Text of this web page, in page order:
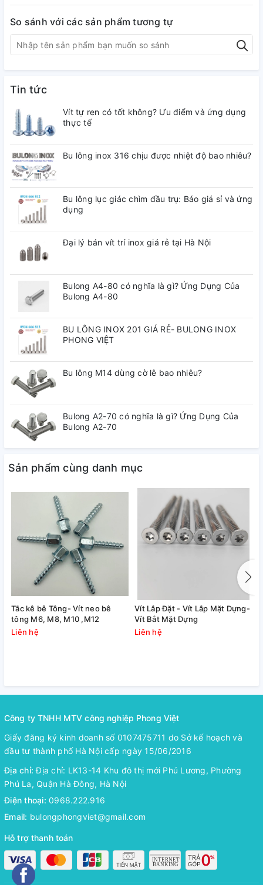
gạch ốp lát v.v. Làm giảm chi phí và tăng năng suất, chất
lượng thi công.
Hướng dẫn sử dụng vít không nở
2. Định vị chi tiết cần bắt vào
3. Siết vít không nở bằng tô vít
4. Hoàn thành
Bộ sản phẩm bao gồm:
– 01 hộp đựng bằng nhựa plastic trong suốt
Tùy chọn: Mũi khoan tiêu chuẩn
So sánh với các sản phẩm tương tự
Tin tức
Vít tự ren có tốt không? Ưu điểm và ứng dụng
thực tế
Bu lông inox 316 chịu được nhiệt độ bao nhiêu?
Bu lông lục giác chìm đầu trụ: Báo giá sỉ và ứng
dụng
Đại lý bán vít trí inox giá rẻ tại Hà Nội
Bulong A4-80 có nghĩa là gì? Ứng Dụng Của
Bulong A4-80
BU LÔNG INOX 201 GIÁ RẺ- BULONG INOX
PHONG VIỆT
Bu lông M14 dùng cờ lê bao nhiêu?
Bulong A2-70 có nghĩa là gì? Ứng Dụng Của
Bulong A2-70
Sản phẩm cùng danh mục
Tắc kê bê Tông- Vít neo bê
tông M6, M8, M10 ,M12
Liên hệ
Vít Lắp Đặt - Vít Lắp Mặt Dựng-
Vít Bắt Mặt Dựng
Liên hệ
Công ty TNHH MTV công nghiệp Phong Việt
Giấy đăng ký kinh doanh số 0107475711 do Sở kế hoạch và
đầu tư thành phố Hà Nội cấp ngày 15/06/2016
Địa chỉ:Địa chỉ: LK13-14 Khu đô thị mới Phú Lương, Phường
Phú La, Quận Hà Đông, Hà Nội
Điện thoại: 0968.222.916
Email: bulongphongviet@gmail.com
Hỗ trợ thanh toán